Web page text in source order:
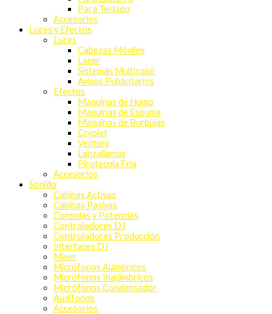
Para Teclado
Accesorios
Luces y Efectos
Luces
Cabezas Móviles
Laser
Sistemas Multicolor
Avisos Publicitarios
Efectos
Maquinas de Humo
Maquinas de Espuma
Maquinas de Burbujas
Cryojet
Ventury
Lanzallamas
Pirotecnia Fría
Accesorios
Sonido
Cabinas Activas
Cabinas Pasivas
Consolas y Potencias
Controladores DJ
Controladores Producción
Interfaces DJ
Mixer
Micrófonos Alámbricos
Micrófonos Inalámbricos
Micrófonos Condensador
Audífonos
Accesorios